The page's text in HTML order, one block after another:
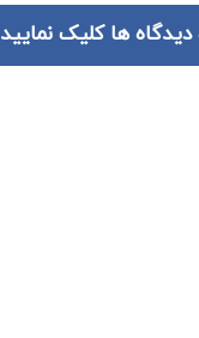
ها کلیک نمایید